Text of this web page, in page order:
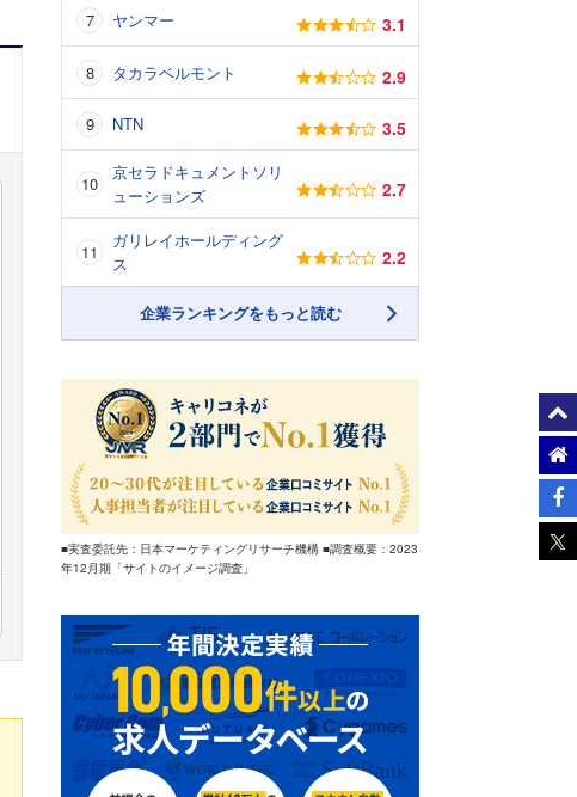
ヤンマー 3.1
タカラベルモント 2.9
NTN 3.5
京セラドキュメントソリ
ューションズ
2.7
ガリレイホールディング
ス
2.2
企業ランキングをもっと読む
■実査委託先：日本マーケティングリサーチ機構 ■調査概要：2023
年12月期「サイトのイメージ調査」